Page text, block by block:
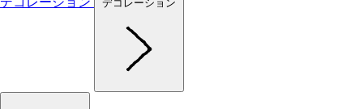
デコレーション